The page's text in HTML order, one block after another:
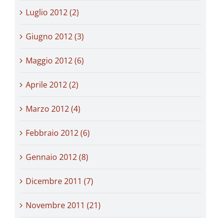
Luglio 2012 (2)
Giugno 2012 (3)
Maggio 2012 (6)
Aprile 2012 (2)
Marzo 2012 (4)
Febbraio 2012 (6)
Gennaio 2012 (8)
Dicembre 2011 (7)
Novembre 2011 (21)